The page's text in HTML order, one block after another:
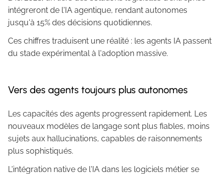
intégreront de l'IA agentique, rendant autonomes
jusqu'à 15% des décisions quotidiennes.
Ces chiffres traduisent une réalité : les agents IA passent
du stade expérimental à l'adoption massive.
Vers des agents toujours plus autonomes
Les capacités des agents progressent rapidement. Les
nouveaux modèles de langage sont plus fiables, moins
sujets aux hallucinations, capables de raisonnements
plus sophistiqués.
L'intégration native de l'IA dans les logiciels métier se